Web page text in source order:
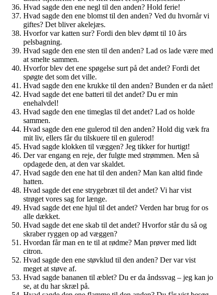
Hvad sagde den ene negl til den anden? Hold ferie!
Hvad sagde den ene blomst til den anden? Ved du hvornår vi
giftes? Det bliver akelejæs.
Hvorfor var katten sur? Fordi den blev dømt til 10 års
pelsbagning.
Hvad sagde den ene sten til den anden? Lad os lade være med
at smelte sammen.
Hvorfor blev det ene spøgelse surt på det andet? Fordi det
spøgte det som det ville.
Hvad sagde den ene krukke til den anden? Bunden er da nået!
Hvad sagde det ene batteri til det andet? Du er min
enehalvdel!
Hvad sagde den ene timeglas til det andet? Lad os holde
sammen.
Hvad sagde den ene gulerod til den anden? Hold dig væk fra
mit liv, ellers får du tilskuere til en gulerod!
Hvad sagde klokken til væggen? Jeg tikker for hurtigt!
Der var engang en reje, der fulgte med strømmen. Men så
opdagede den, at den var skaldet.
Hvad sagde den ene hat til den anden? Man kan altid finde
hatten.
Hvad sagde det ene strygebræt til det andet? Vi har vist
strøget vores sag for længe.
Hvad sagde det ene hjul til det andet? Verden har brug for os
alle dækket.
Hvad sagde det ene skab til det andet? Hvorfor står du så og
skraber ryggen op ad væggen?
Hvordan får man en te til at rødme? Man prøver med lidt
citron.
Hvad sagde den ene støvklud til den anden? Der var vist
meget at støve af.
Hvad sagde bananen til æblet? Du er da åndssvag – jeg kan jo
se, at du har skræl på.